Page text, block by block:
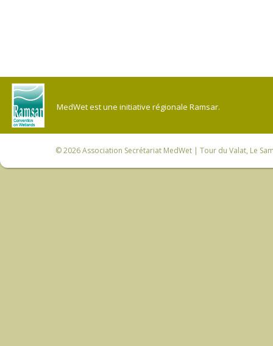
MedWet est une initiative régionale Ramsar.
© 2026Association Secrétariat MedWet | Tour du Valat, Le